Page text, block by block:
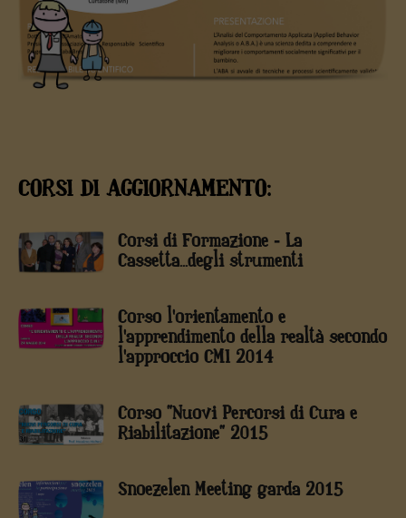
CORSI DI AGGIORNAMENTO:
Corsi di Formazione - La
Cassetta...degli strumenti
Corso l'orientamento e
l'apprendimento della realtà secondo
l'approccio CMI 2014
Corso "Nuovi Percorsi di Cura e
Riabilitazione" 2015
Snoezelen Meeting garda 2015